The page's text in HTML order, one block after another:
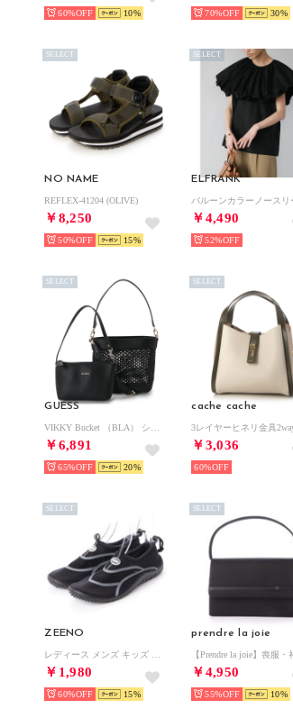
60% 10 70% 30
NO NAME
REFLEX-41204 (OLIVE)
￥8,250
SELECT
50% 15
ELFRANK
￥4,490
SELECT
52%
GUESS
￥6,891
SELECT
65% 20
cache cache
￥3,036
SELECT
60%
ZEENO
￥1,980
SELECT
60% 15
prendre la joie
￥4,950
SELECT
55% 10